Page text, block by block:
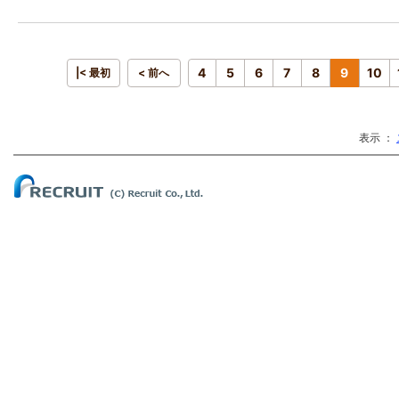
|< 最初 < 前へ 4 5 6 7 8 9 10
表示 ：